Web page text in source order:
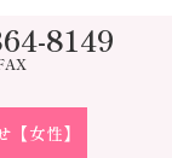
8149
【女性】